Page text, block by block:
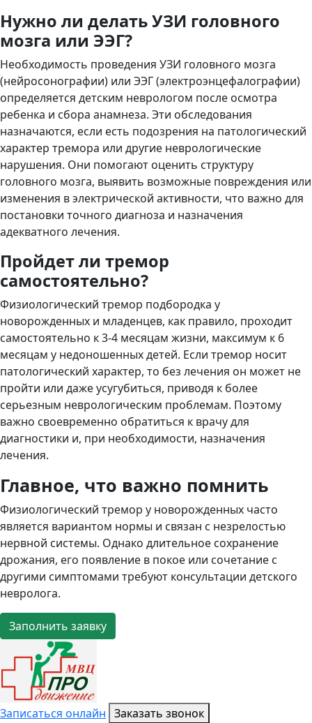
Нужно ли делать УЗИ головного
мозга или ЭЭГ?
Необходимость проведения УЗИ головного мозга
(нейросонографии) или ЭЭГ (электроэнцефалографии)
определяется детским неврологом после осмотра
ребенка и сбора анамнеза. Эти обследования
назначаются, если есть подозрения на патологический
характер тремора или другие неврологические
нарушения. Они помогают оценить структуру
головного мозга, выявить возможные повреждения или
изменения в электрической активности, что важно для
постановки точного диагноза и назначения
адекватного лечения.
Пройдет ли тремор
самостоятельно?
Физиологический тремор подбородка у
новорожденных и младенцев, как правило, проходит
самостоятельно к 3-4 месяцам жизни, максимум к 6
месяцам у недоношенных детей. Если тремор носит
патологический характер, то без лечения он может не
пройти или даже усугубиться, приводя к более
серьезным неврологическим проблемам. Поэтому
важно своевременно обратиться к врачу для
диагностики и, при необходимости, назначения
лечения.
Главное, что важно помнить
Физиологический тремор у новорожденных часто
является вариантом нормы и связан с незрелостью
нервной системы. Однако длительное сохранение
дрожания, его появление в покое или сочетание с
другими симптомами требуют консультации детского
невролога.
Заполнить заявку
Записаться онлайн Заказать звонок